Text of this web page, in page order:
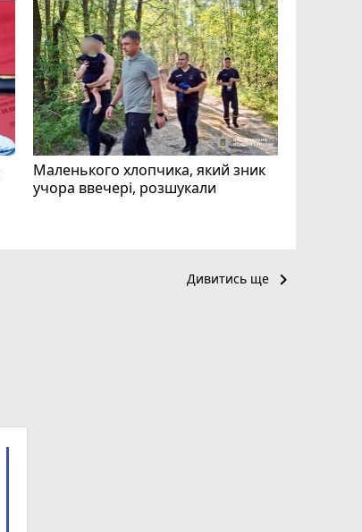
Маленького хлопчика, який зник
учора ввечері, розшукали
Дивитись ще keyboard_arrow_right